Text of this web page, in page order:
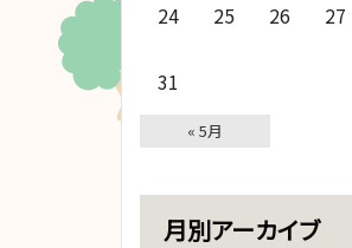
24 25 26 27
31
« 5月
月別アーカイブ